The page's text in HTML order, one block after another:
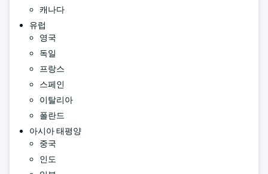
캐나다
유럽
영국
독일
프랑스
스페인
이탈리아
폴란드
아시아 태평양
중국
인도